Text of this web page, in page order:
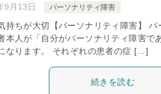
9月13日 パーソナリティ障害
持ちが大切【パーソナリティ障害】 パ
本人が「自分がパーソナリティ障害で
なります。 それぞれの患者の症 […]
続きを読む